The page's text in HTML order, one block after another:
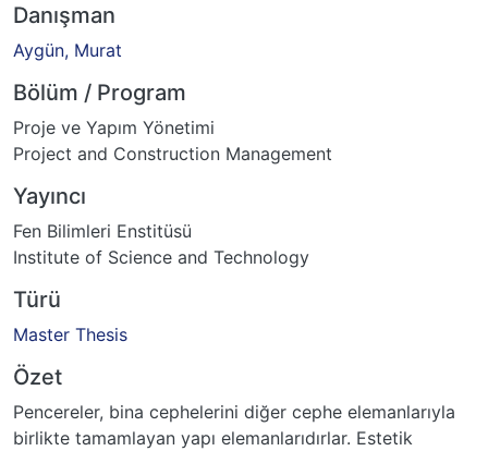
Danışman
Aygün, Murat
Bölüm / Program
Proje ve Yapım Yönetimi
Project and Construction Management
Yayıncı
Fen Bilimleri Enstitüsü
Institute of Science and Technology
Türü
Master Thesis
Özet
Pencereler, bina cephelerini diğer cephe elemanlarıyla
birlikte tamamlayan yapı elemanlarıdırlar. Estetik